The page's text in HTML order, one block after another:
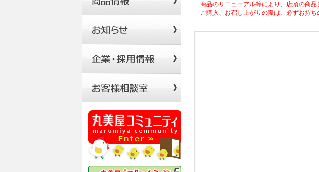
商品のリニューアル等により、店頭の商品
ご購入、お召し上がりの際は、必ずお持ち